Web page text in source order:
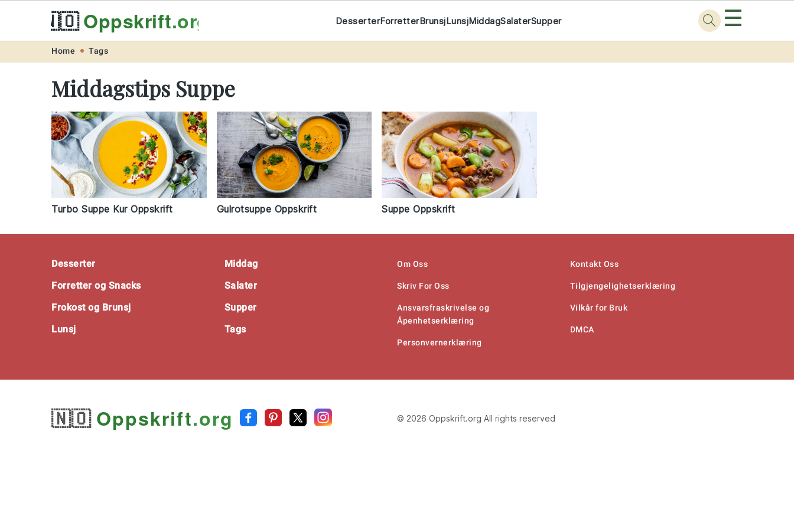
🇳🇴Oppskrift.org DesserterForretterBrunsjLunsjMiddagSalaterSupper ☰
Home Tags
Middagstips Suppe
Turbo Suppe Kur Oppskrift Gulrotsuppe Oppskrift Suppe Oppskrift
Desserter
Forretter og Snacks
Frokost og Brunsj
Lunsj
Middag
Salater
Supper
Tags
Om Oss
Skriv For Oss
Ansvarsfraskrivelse og
Åpenhetserklæring
Personvernerklæring
Kontakt Oss
Tilgjengelighetserklæring
Vilkår for Bruk
DMCA
🇳🇴Oppskrift.org © 2026 Oppskrift.org All rights reserved